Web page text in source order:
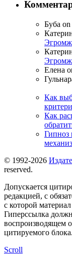
Буба on
Елена
Как
Как
Гипноз
© 1992-2026
reserved.
Допускается
редакцией, с
с которой
Гиперссылка
воспроизводящем
цитируемого блока.
Scroll